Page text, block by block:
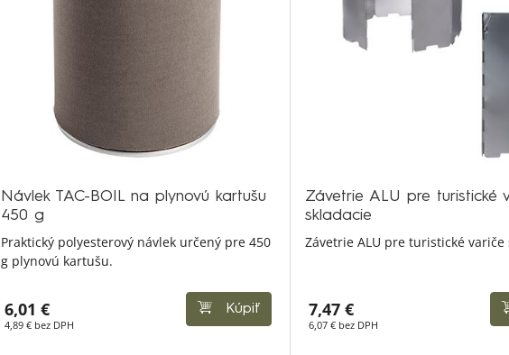
Návlek TAC-BOIL na plynovú kartušu
450 g
Praktický polyesterový návlek určený pre 450
g plynovú kartušu.
6,01 €
4,89 € bez DPH
Kúpiť
Závetrie ALU pre turistické
skladacie
Závetrie ALU pre turistické variče
7,47 €
6,07 € bez DPH